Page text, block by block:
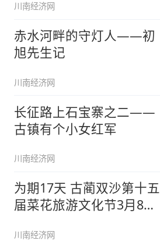
川南经济网
赤水河畔的守灯人——初
旭先生记
川南经济网
长征路上石宝寨之二——
古镇有个小女红军
川南经济网
为期17天 古蔺双沙第十五
届菜花旅游文化节3月8日
川南经济网